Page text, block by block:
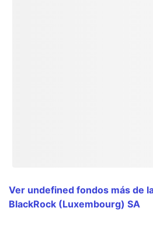
Ver undefined fondos más de
BlackRock (Luxembourg) SA